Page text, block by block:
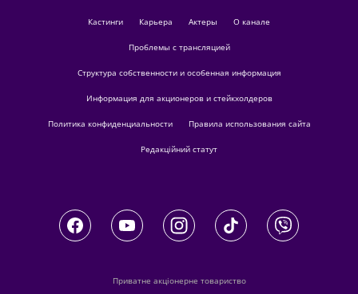
кастинги Карьера актеры О канале
Проблемы с трансляцией
Структура собственности и особенная информация
Информация для акционеров и стейкхолдеров
Политика конфиденциальности Правила использования сайта
Редакційний статут
Приватне акціонерне товариство